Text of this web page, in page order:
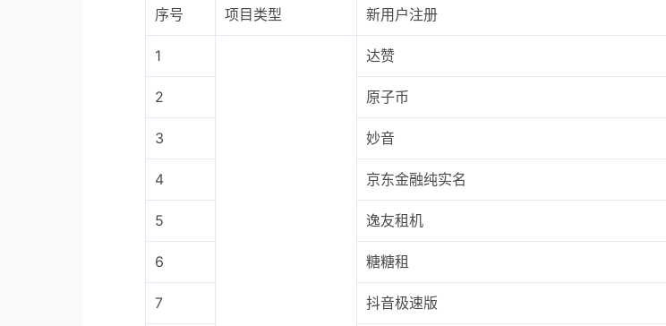
序号 项目类型 新用户注册
1 达赞
2 原子币
3 妙音
4 京东金融纯实名
5 逸友租机
6 糖糖租
7 抖音极速版